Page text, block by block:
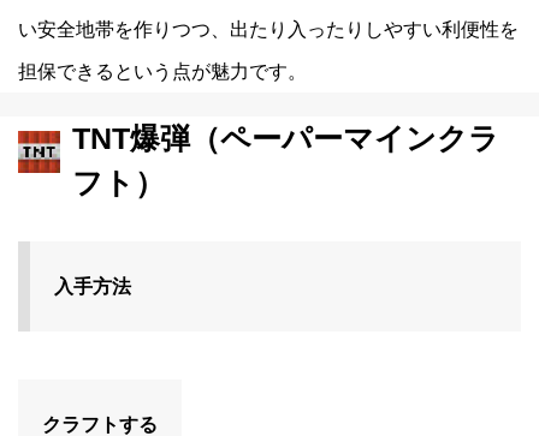
い安全地帯を作りつつ、出たり入ったりしやすい利便性を
担保できるという点が魅力です。
TNT爆弾（ペーパーマインクラ
フト）
入手方法
クラフトする